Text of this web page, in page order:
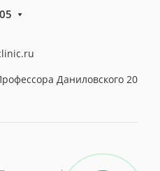
Даниловского 20